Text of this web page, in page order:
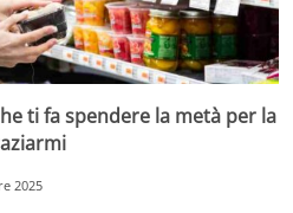
ti fa spendere la metà per la
2025